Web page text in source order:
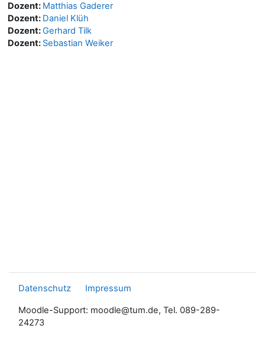
Dozent: Matthias Gaderer
Dozent: Daniel Klüh
Dozent:Gerhard Tilk
Dozent: Sebastian Weiker
Datenschutz Impressum
Moodle-Support: moodle@tum.de, Tel. 089-289-
24273